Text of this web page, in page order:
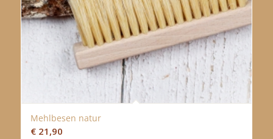
Mehlbesen natur
€21,90